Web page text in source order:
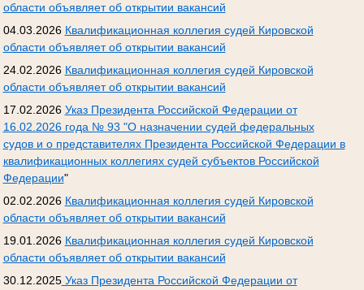
области объявляет об открытии вакансий
04.03.2026 Квалификационная коллегия судей Кировской
области объявляет об открытии вакансий
24.02.2026 Квалификационная коллегия судей Кировской
области объявляет об открытии вакансий
17.02.2026 Указ Президента Российской Федерации от
16.02.2026 года № 93 "О назначении судей федеральных
судов и о представителях Президента Российской Федерации в
квалификационных коллегиях судей субъектов Российской
Федерации"
02.02.2026 Квалификационная коллегия судей Кировской
области объявляет об открытии вакансий
19.01.2026 Квалификационная коллегия судей Кировской
области объявляет об открытии вакансий
30.12.2025Указ Президента Российской Федерации от